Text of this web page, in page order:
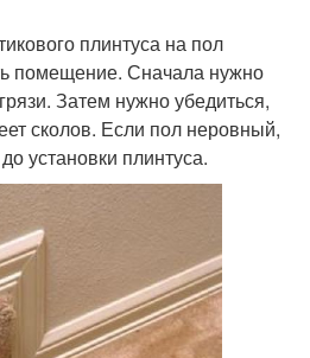
плинтуса на пол
помещение. Сначала нужно
Затем нужно убедиться,
сколов. Если пол неровный,
установки плинтуса.